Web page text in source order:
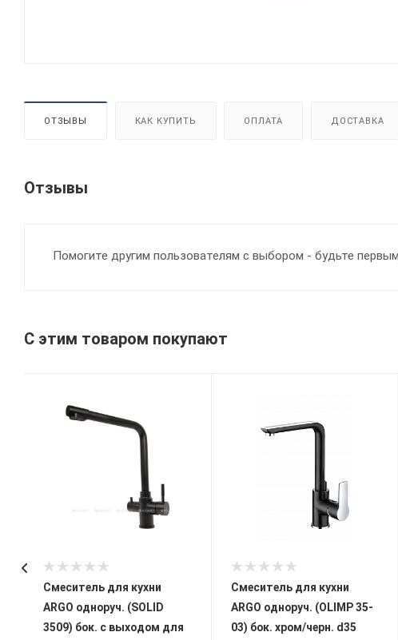
ОТЗЫВЫ КАК КУПИТЬ ОПЛАТА ДОСТАВКА
Отзывы
Помогите другим пользователям с выбором - будьте
С этим товаром покупают
Смеситель для кухни
ARGO одноруч. (SOLID
3509) бок. с выходом для
Смеситель для кухни
ARGO одноруч. (OLIMP 35-
03) бок. хром/черн. d35